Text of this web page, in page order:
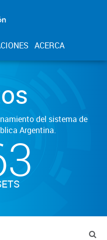
ACERCA
del sistema de
Argentina.